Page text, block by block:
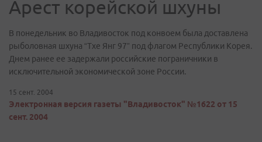
Арест корейской шхуны
В понедельник во Владивосток под конвоем была доставлена
рыболовная шхуна “Тхе Янг 97” под флагом Республики Корея.
Днем ранее ее задержали российские пограничники в
исключительной экономической зоне России.
15 сент. 2004
Электронная версия газеты "Владивосток" №1622 от 15
сент. 2004